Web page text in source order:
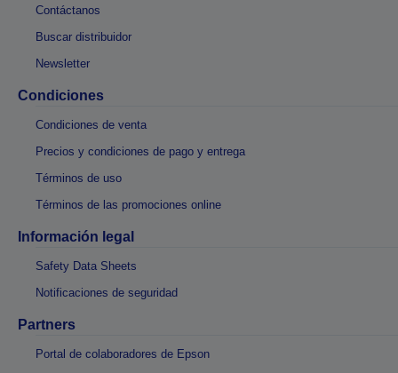
Contáctanos
Buscar distribuidor
Newsletter
Condiciones
Condiciones de venta
Precios y condiciones de pago y entrega
Términos de uso
Términos de las promociones online
Información legal
Safety Data Sheets
Notificaciones de seguridad
Partners
Portal de colaboradores de Epson